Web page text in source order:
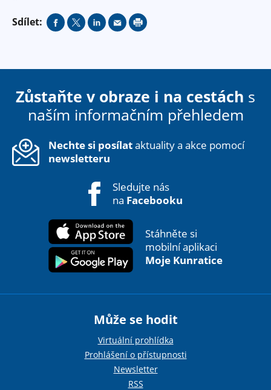
Sdílet:
Zůstaňte v obraze i na cestách s
naším informačním přehledem
Nechte si posílataktuality a akce pomocí
newsletteru
Sledujte nás
na Facebooku
Stáhněte si
mobilní aplikaci
Moje Kunratice
Může se hodit
Virtuální prohlídka
Prohlášení o přístupnosti
Newsletter
RSS